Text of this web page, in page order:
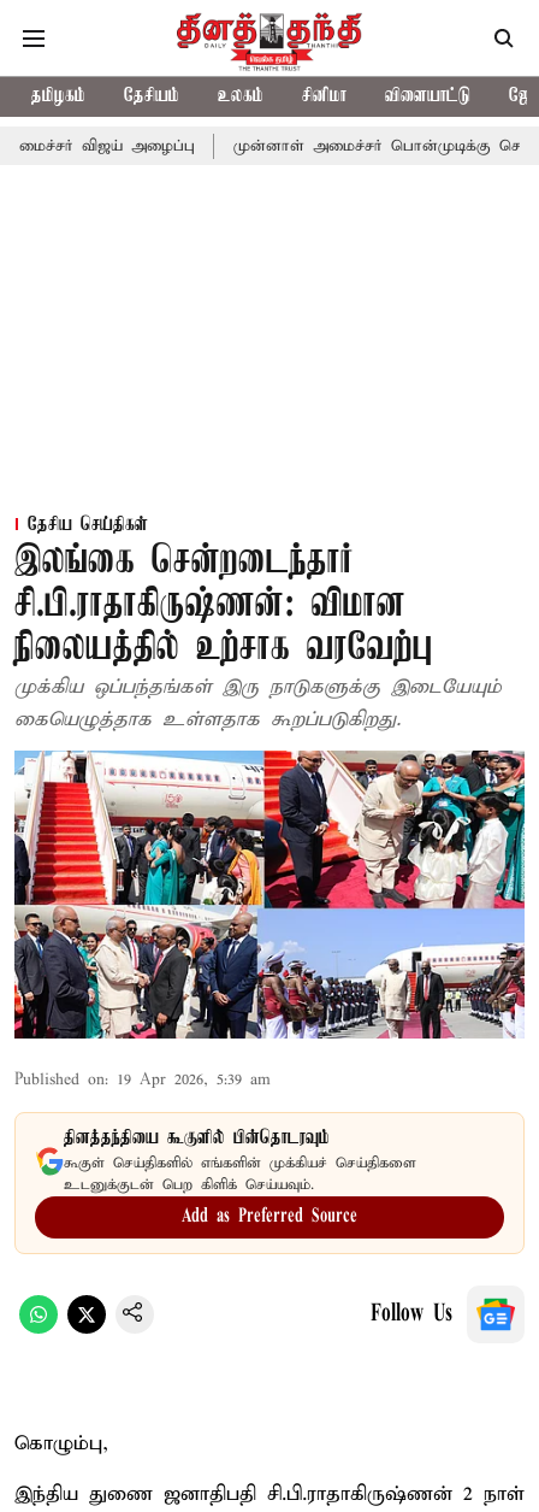
தமிழகம் தேசியம் உலகம் சினிமா விளையாட்டு
அழைப்பு முன்னாள் அமைச்சர் பொன்முடிக்கு சென்னை
தேசிய செய்திகள்
இலங்கை சென்றடைந்தார்
சி.பி.ராதாகிருஷ்ணன்: விமான
நிலையத்தில் உற்சாக வரவேற்பு
முக்கிய ஒப்பந்தங்கள் இரு நாடுகளுக்கு இடையேயும்
கையெழுத்தாக உள்ளதாக கூறப்படுகிறது.
Published on: 19 Apr 2026, 5:39 am
தினத்தந்தியை கூகுளில் பின்தொடரவும்
கூகுள் செய்திகளில் எங்களின் முக்கியச் செய்திகளை
உடனுக்குடன் பெற கிளிக் செய்யவும்.
Add as Preferred Source
Follow Us
கொழும்பு,
இந்திய துணை ஜனாதிபதி சி.பி.ராதாகிருஷ்ணன் 2 நாள்